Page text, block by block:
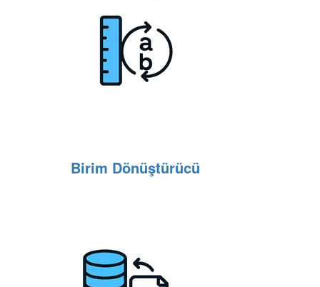
Birim Dönüştürücü